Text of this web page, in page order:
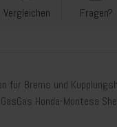
Vergleichen Fragen?
für Brems und
Honda-Montesa